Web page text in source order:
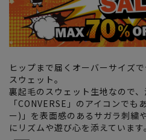
ヒップまで届くオーバーサイズ
スウェット。
裏起毛のスウェット生地なので、
「CONVERSE」のアイコンで
ー)」を表面感のあるサガラ刺繍
にリズムや遊び心を添えています。